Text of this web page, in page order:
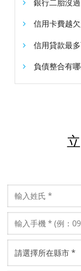
銀行二胎沒
信用卡費越
信用貸款最
負債整合有